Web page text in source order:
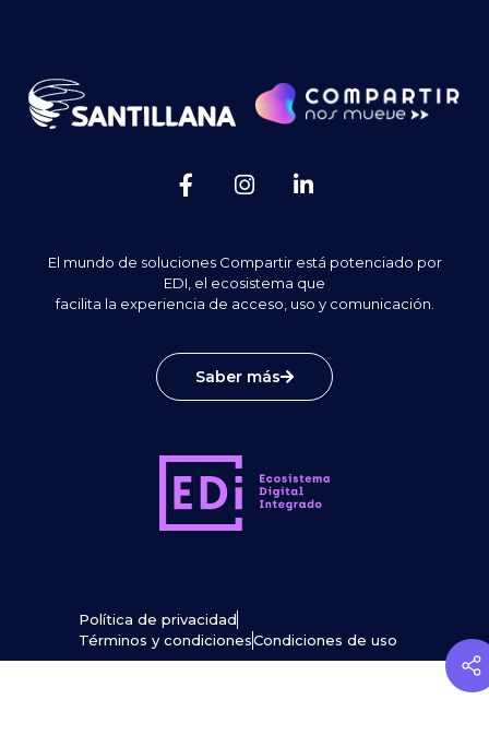
El mundo de soluciones Compartir está potenciado por
EDI, el ecosistema que
facilita la experiencia de acceso, uso y comunicación.
Saber más
Política de privacidad
Términos y condicionesCondiciones de uso